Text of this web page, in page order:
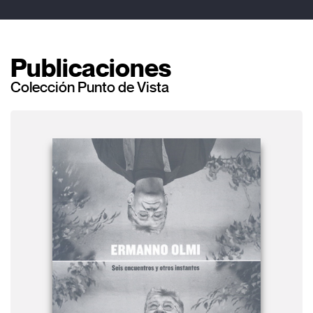
Publicaciones
Colección Punto de Vista